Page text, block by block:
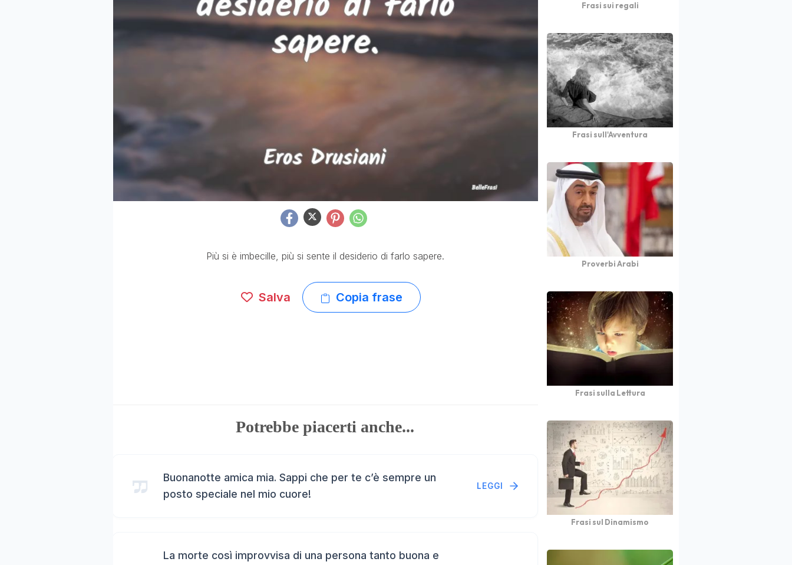
Più si è imbecille, più si sente il desiderio di farlo sapere.
Salva Copia frase
Potrebbe piacerti anche...
Buonanotte amica mia. Sappi che per te c’è sempre un
posto speciale nel mio cuore!
LEGGI
La morte così improvvisa di una persona tanto buona e
Frasi sui regali
Frasi sull'Avventura
Proverbi Arabi
Frasi sulla Lettura
Frasi sul Dinamismo